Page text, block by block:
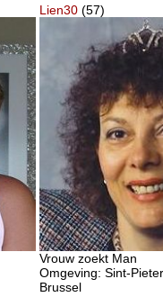
Lien30 (57)
Vrouw zoekt Man
Omgeving: Sint-
Brussel